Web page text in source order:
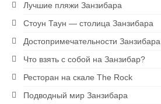
Лучшие пляжи Занзибара
Стоун Таун — столица Занзибара
Достопримечательности Занзибара
Что взять с собой на Занзибар?
Ресторан на скале The Rock
Подводный мир Занзибара